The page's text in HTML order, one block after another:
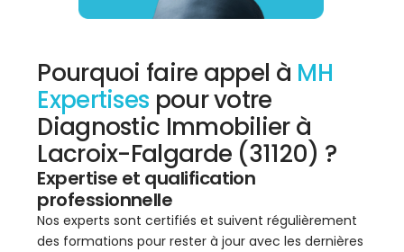
Pourquoi faire appel à MH
Expertises pour votre
Diagnostic Immobilier à
Lacroix-Falgarde (31120) ?
Expertise et qualification
professionnelle
Nos experts sont certifiés et suivent régulièrement
des formations pour rester à jour avec les dernières